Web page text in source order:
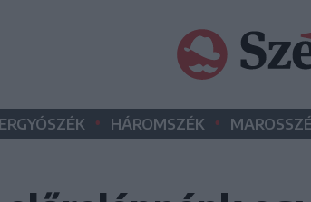
• HÁROMSZÉK •